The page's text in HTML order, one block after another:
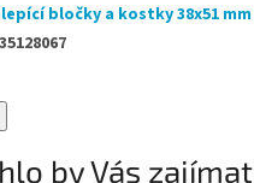
bločky a kostky 38x51 mm
by Vás zajímat